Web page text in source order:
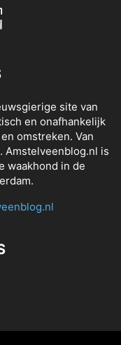
site van
en onafhankelijk
omstreken. Van
Amstelveenblog.nl is
waakhond in de